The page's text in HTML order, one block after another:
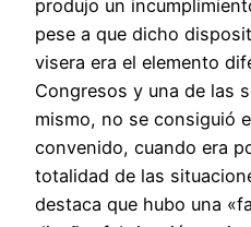
produjo un
pese a que dicho
visera era el elemento
Congresos y una de las
mismo, no se consiguió
convenido, cuando era
totalidad de las
destaca que hubo una